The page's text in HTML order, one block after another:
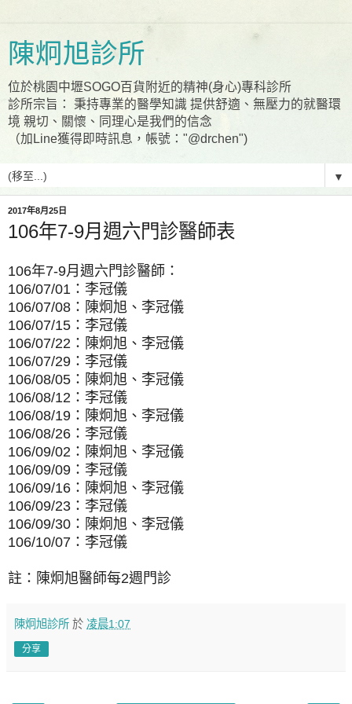
陳炯旭診所
位於桃園中壢SOGO百貨附近的精神(身心)專科診所
診所宗旨： 秉持專業的醫學知識 提供舒適、無壓力的就醫環
境 親切、關懷、同理心是我們的信念
（加Line獲得即時訊息，帳號："@drchen")
▼
2017年8月25日
106年7-9月週六門診醫師表
106年7-9月週六門診醫師：
106/07/01：李冠儀
106/07/08：陳炯旭、李冠儀
106/07/15：李冠儀
106/07/22：陳炯旭、李冠儀
106/07/29：李冠儀
106/08/05：陳炯旭、李冠儀
106/08/12：李冠儀
106/08/19：陳炯旭、李冠儀
106/08/26：李冠儀
106/09/02：陳炯旭、李冠儀
106/09/09：李冠儀
106/09/16：陳炯旭、李冠儀
106/09/23：李冠儀
106/09/30： 陳炯旭、李冠儀
106/10/07：李冠儀
註：陳炯旭醫師每2週門診
陳炯旭診所 於 凌晨1:07
分享